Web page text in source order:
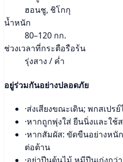
ฮอนชู, ชิโกกุ
น้ำหนัก
80–120 กก.
ช่วงเวลาที่กระตือรือร้น
รุ่งสาง / ค่ำ
อยู่ร่วมกันอย่างปลอดภัย
·ส่งเสียงขณะเดิน; พกสเปร
·หากถูกพุ่งใส่ ยืนนิ่งและใช้ส
·หากสัมผัส: ขัดขืนอย่างหนั
ต่อต้าน